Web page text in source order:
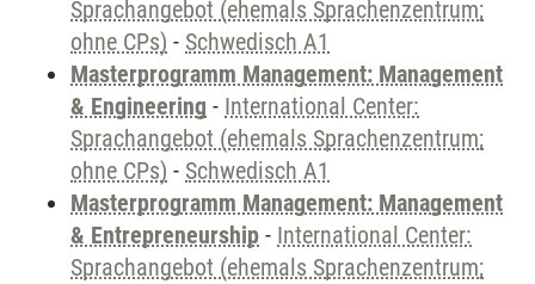
Sprachangebot (ehemals Sprachenzentrum;
ohne CPs) - Schwedisch A1
Masterprogramm Management: Management
& Engineering - International Center:
Sprachangebot (ehemals Sprachenzentrum;
ohne CPs) - Schwedisch A1
Masterprogramm Management: Management
& Entrepreneurship - International Center:
Sprachangebot (ehemals Sprachenzentrum;